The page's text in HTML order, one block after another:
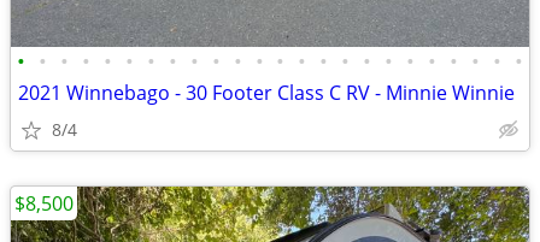
• • • • • • • • • • • • • • • • • • • • • • • •
2021 Winnebago - 30 Footer Class C RV - Minnie Winnie
8/4
$8,500